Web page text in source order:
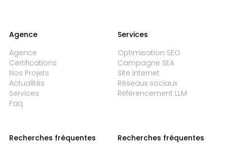
Agence
Agence
Certifications
Nos Projets
Actualités
Services
Faq
Services
Optimisation SEO
Campagne SEA
Site internet
Réseaux sociaux
Référencement LLM
Recherches fréquentes
Recherches fréquentes